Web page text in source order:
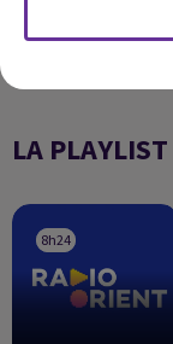
LA PLAYLIST
8h24
8h24